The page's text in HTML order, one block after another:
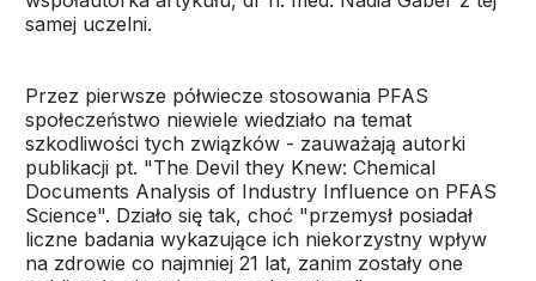
samej uczelni.
Przez pierwsze półwiecze stosowania PFAS
społeczeństwo niewiele wiedziało na temat
szkodliwości tych związków - zauważają autorki
publikacji pt. "The Devil they Knew: Chemical
Documents Analysis of Industry Influence on PFAS
Science". Działo się tak, choć "przemysł posiadał
liczne badania wykazujące ich niekorzystny wpływ
na zdrowie co najmniej 21 lat, zanim zostały one